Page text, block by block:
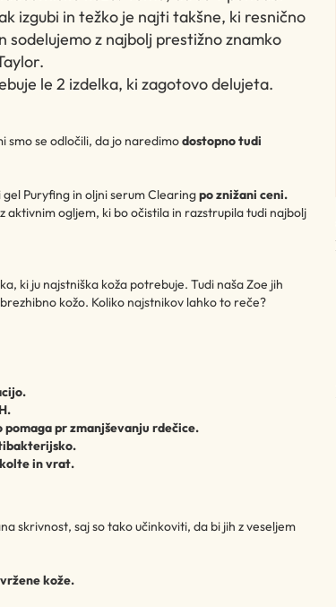
izgubi in težko je najti takšne, ki resnično
z najbolj prestižno znamko
le 2 izdelka, ki zagotovo delujeta.
smo se odločili, da jo naredimodostopno tudi
Puryfing in oljni serum Clearingpo znižani ceni.
aktivnim ogljem, ki bo očistila in razstrupila tudi najbolj
ki ju najstniška koža potrebuje. Tudi naša Zoe jih
kožo. Koliko najstnikov lahko to reče?
pr zmanjševanju rdečice.
in vrat.
skrivnost, saj so tako učinkoviti, da bi jih z veseljem
kože.